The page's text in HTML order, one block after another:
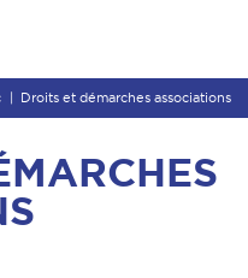
Droits et démarches associations